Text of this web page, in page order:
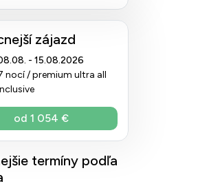
zájazd
- 15.08.2026
nocí / premium ultra all
od 1 054 €
termíny podľa